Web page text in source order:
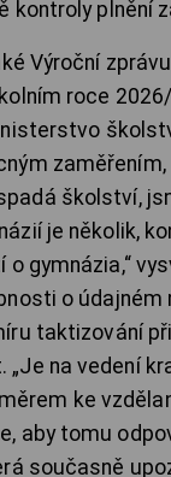
kontroly plnění
Výroční
roce
zaměřením,
školství,
je několik,
gymnázia,“
o
taktizování
na vedení
ke
aby tomu
současně